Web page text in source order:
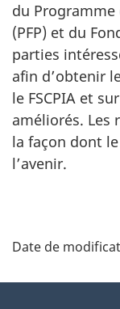
du
(PFP) et du
parties
afin d’obtenir
le FSCPIA et
améliorés. Les
la façon dont
l’avenir.
é
Date de